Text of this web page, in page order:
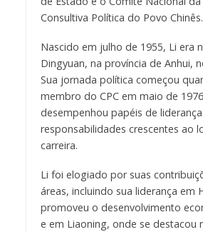
Consultiva Política do Povo Chinês.
Nascido em julho de 1955, Li era
Dingyuan, na província de Anhui,
Sua jornada política começou
membro do CPC em maio de
desempenhou papéis de
responsabilidades crescentes ao
carreira.
Li foi elogiado por suas
áreas, incluindo sua liderança em
promoveu o desenvolvimento
e em Liaoning, onde se destacou